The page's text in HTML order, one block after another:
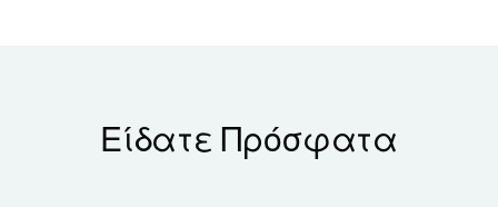
Είδατε Πρόσφατα